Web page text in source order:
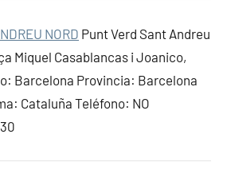
NORD Punt Verd Sant Andreu
Miquel Casablancas i Joanico,
Barcelona Provincia: Barcelona
Cataluña Teléfono: NO